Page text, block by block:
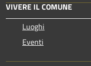
VIVERE IL COMUNE
Luoghi
Eventi